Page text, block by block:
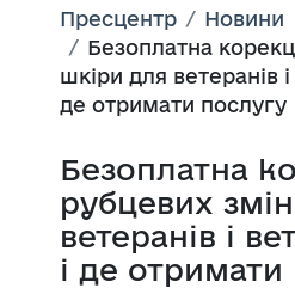
Пресцентр
Новини
Безоплатна
шкіри для ветеранів
де отримати послугу
Безоплатна
рубцевих
ветеранів і
і де отримати